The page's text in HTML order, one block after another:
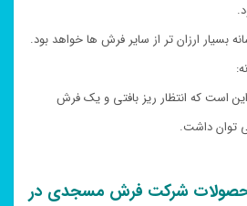
۵۰۰ شانه در این است که انتظار ریز بافتی و یک فرش
توان داشت.
شرکت فرش مسجدی در